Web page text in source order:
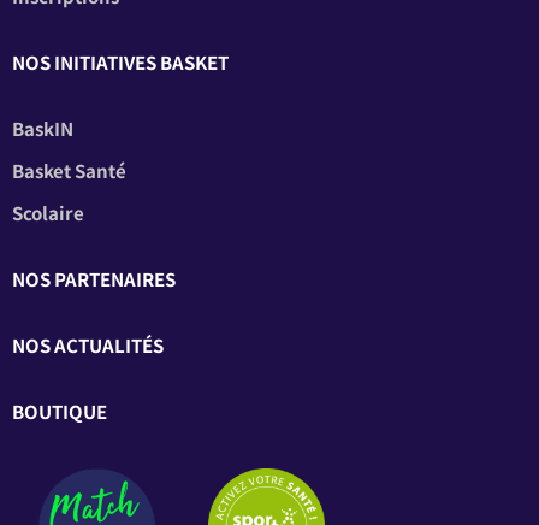
NOS INITIATIVES BASKET
BaskIN
Basket Santé
Scolaire
NOS PARTENAIRES
NOS ACTUALITÉS
BOUTIQUE